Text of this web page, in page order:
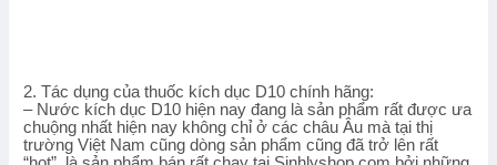
2. Tác dụng của thuốc kích dục D10 chính hãng:
– Nước kích dục D10 hiện nay đang là sản phẩm rất được ưa
chuộng nhất hiện nay không chỉ ở các châu Âu mà tại thị
trường Việt Nam cũng dòng sản phẩm cũng đã trở lên rất